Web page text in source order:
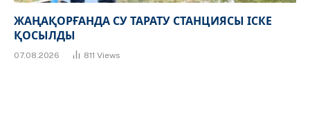
ЖАҢАҚОРҒАНДА СУ ТАРАТУ СТАНЦИЯСЫ ІСКЕ
ҚОСЫЛДЫ
07.08.2026 811 Views